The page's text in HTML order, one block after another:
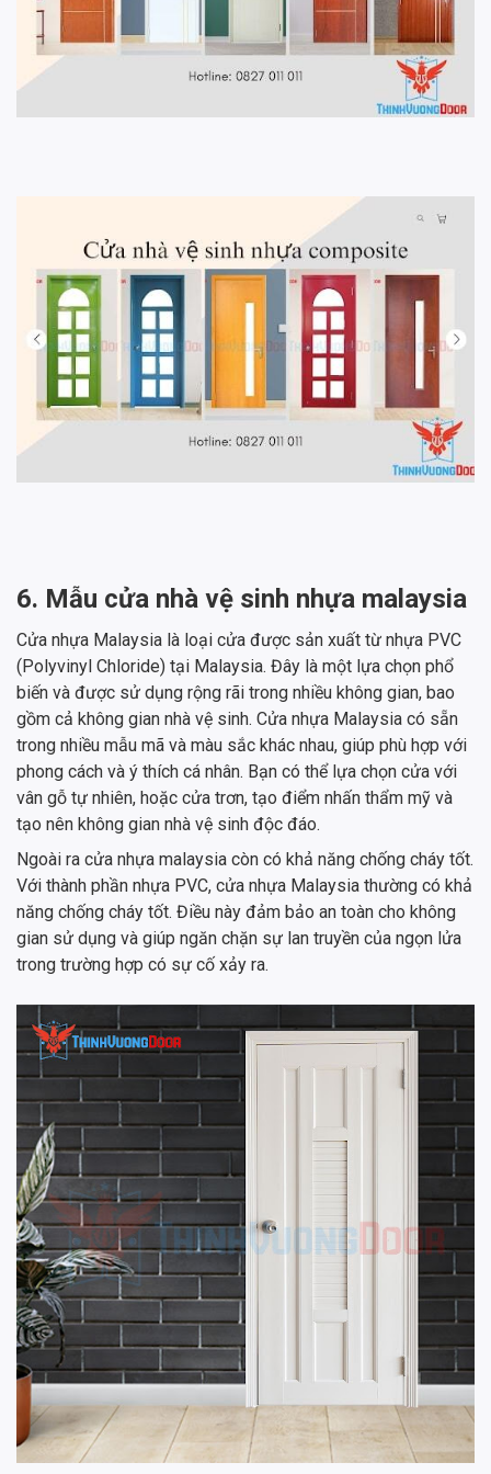
6. Mẫu cửa nhà vệ sinh nhựa malaysia
Cửa nhựa Malaysia là loại cửa được sản xuất từ nhựa PVC
(Polyvinyl Chloride) tại Malaysia. Đây là một lựa chọn phổ
biến và được sử dụng rộng rãi trong nhiều không gian, bao
gồm cả không gian nhà vệ sinh. Cửa nhựa Malaysia có sẵn
trong nhiều mẫu mã và màu sắc khác nhau, giúp phù hợp với
phong cách và ý thích cá nhân. Bạn có thể lựa chọn cửa với
vân gỗ tự nhiên, hoặc cửa trơn, tạo điểm nhấn thẩm mỹ và
tạo nên không gian nhà vệ sinh độc đáo.
Ngoài ra cửa nhựa malaysia còn có khả năng chống cháy tốt.
Với thành phần nhựa PVC, cửa nhựa Malaysia thường có khả
năng chống cháy tốt. Điều này đảm bảo an toàn cho không
gian sử dụng và giúp ngăn chặn sự lan truyền của ngọn lửa
trong trường hợp có sự cố xảy ra.